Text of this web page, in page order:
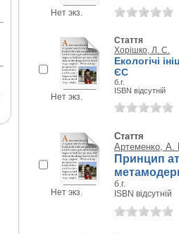
Нет экз.
Нет экз.
Стаття
Хорішко, Л. С.
Екологічі
ЄС
б.г.
ISBN відсутній
Нет экз.
Стаття
Артеменко, А.
Принцип
б.г.
ISBN відсутній